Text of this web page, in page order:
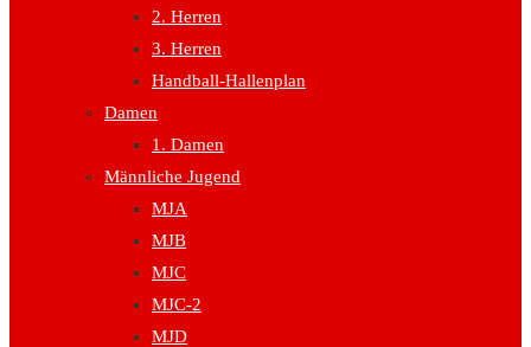
2. Herren
3. Herren
Handball-Hallenplan
Damen
1. Damen
Männliche Jugend
MJA
MJB
MJC
MJC-2
MJD